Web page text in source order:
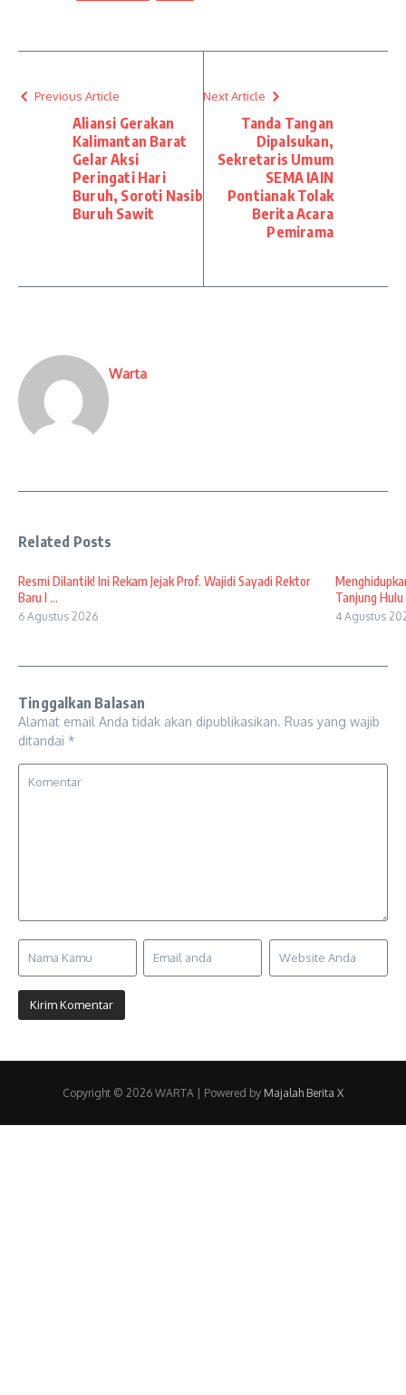
Previous Article
Aliansi Gerakan
Kalimantan Barat
Gelar Aksi
Peringati Hari
Buruh, Soroti Nasib
Buruh Sawit
Next Article
Tanda Tangan
Dipalsukan,
Sekretaris Umum
SEMA IAIN
Pontianak Tolak
Berita Acara
Pemirama
Warta
Related Posts
Resmi Dilantik! Ini Rekam Jejak Prof. Wajidi Sayadi Rektor
Baru I ...
6 Agustus 2026
Tanjung Hulu
4 Agustus
Tinggalkan Balasan
Alamat email Anda tidak akan dipublikasikan. Ruas yang wajib
ditandai *
Copyright © 2026 WARTA | Powered by Majalah Berita X